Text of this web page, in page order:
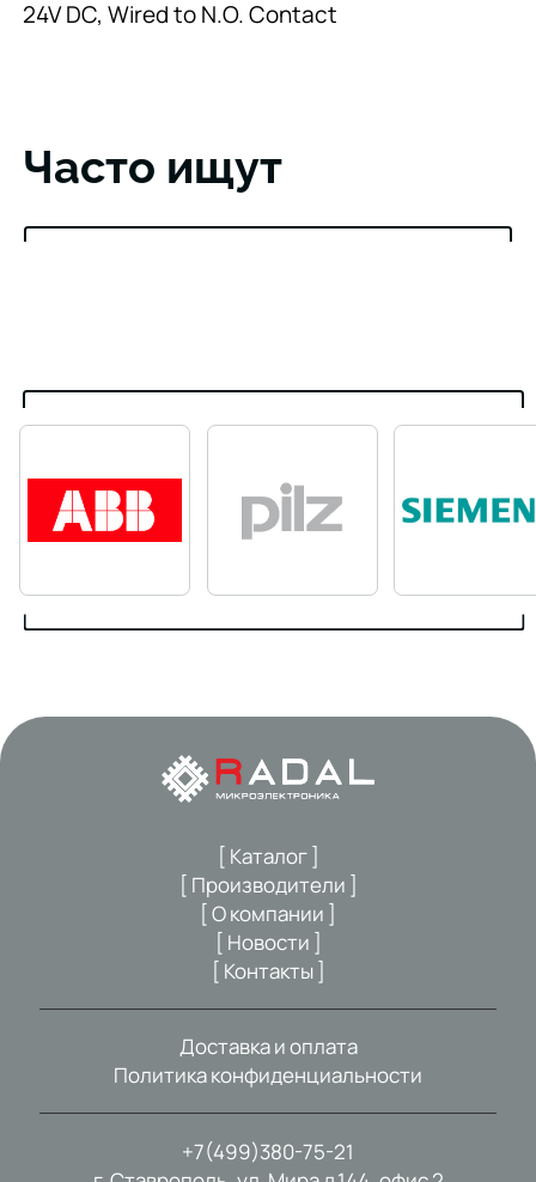
24V DC, Wired to N.O. Contact
Часто ищут
+7(499)380-75-21
[ Каталог ]
[ Производители ]
[ О компании ]
[ Новости ]
[ Контакты ]
Доставка и оплата
Политика конфиденциальности